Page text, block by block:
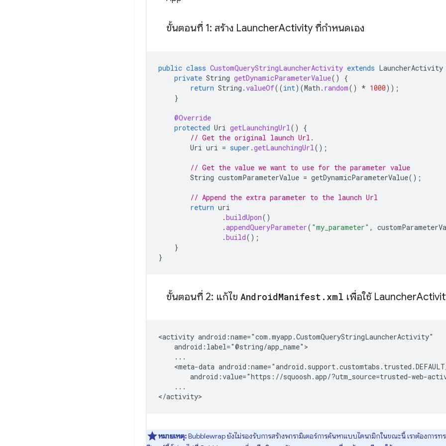
ขั้นตอนที่ 1: สร้าง LauncherActivity ที่กําหนดเอง
public class CustomQueryStringLauncherActivity extends LauncherActivity
private String getDynamicParameterValue()
{
return String .valueOf((int)(Math . random() * 1000));
}
@Override
protected Uri getLaunchingUrl()
{
// Get the original launch Url.
Uri uri = super .getLaunchingUrl();
// Get the value we want to use for the parameter value
String customParameterValue = getDynamicParameterValue();
// Append the extra parameter to the launch Url
return uri
.buildUpon()
.appendQueryParameter( "my_parameter" ,
.build();
}
}
ขั้นตอนที่ 2: แก้ไข AndroidManifest . xml เพื่อใช้ Launcher
<activity
<meta-data
android:value="https://squoosh.app/?utm_source=trusted-web-
...
หมายเหตุ:Bubblewrap ยังไม่รองรับการสร้างพารามิเตอร์การค้นหาแบบไดนามิกในขณะนี้ เราต้องกา